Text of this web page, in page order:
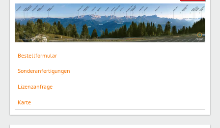
Bestellformular
Sonderanfertigungen
Lizenzanfrage
Karte